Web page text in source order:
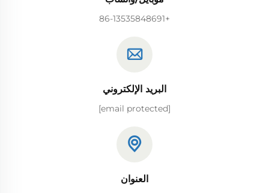
+86-13535848691
البريد الإلكتروني
[email protected]
العنوان